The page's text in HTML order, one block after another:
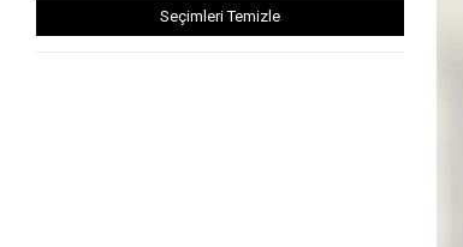
Seçimleri Temizle